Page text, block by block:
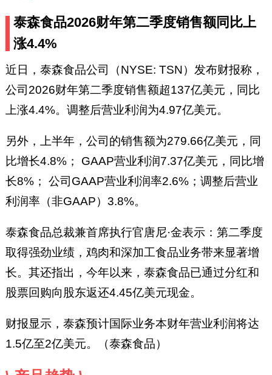
泰森食品2026财年第二季度销售额同比上
涨4.4%
近日，泰森食品公司（NYSE: TSN）发布财报称，
公司2026财年第二季度销售额超137亿美元，同比
上涨4.4%。调整后营业利润为4.97亿美元。
另外，上半年，公司的销售额为279.66亿美元，同
比增长4.8%； GAAP营业利润7.37亿美元，同比增
长8%； 公司GAAP营业利润率2.6%；调整后营业
利润率（非GAAP）3.8%。
泰森食品总裁兼首席执行官唐尼·金表示：第二季度
取得强劲业绩，鸡肉和深加工食品业务带来显著增
长。其还指出，今年以来，泰森食品已通过分红和
股票回购向股东返还4.45亿美元现金。
财报显示，泰森预计国际业务本财年营业利润将达
1.5亿至2亿美元。（泰森食品）